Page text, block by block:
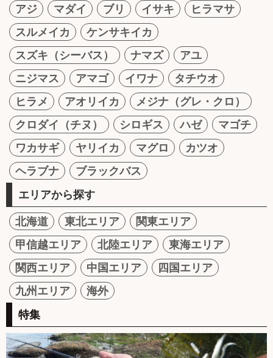
アジ マダイ ブリ イサキ
ヒラマサ
スルメイカ
ケンサキイカ
スズキ（シーバス）
ナマズ
アユ
ニジマス
アマゴ イワナ
タチウオ
ヒラメ
アオリイカ
メジナ（グレ・クロ）
クロダイ（チヌ）
シロギス ハゼ
マゴチ
ワカサギ
ヤリイカ マグロ
カツオ
ヘラブナ
ブラックバス
エリアから探す
北海道 東北エリア
関東エリア
甲信越エリア
北陸エリア
東海エリア
関西エリア
中国エリア
四国エリア
九州エリア
海外
特集